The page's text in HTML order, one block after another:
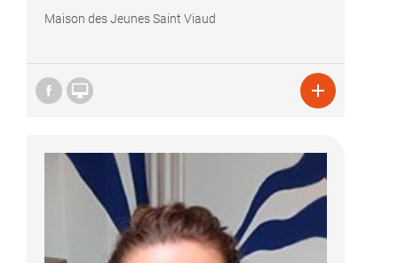
Maison des Jeunes Saint Viaud
 